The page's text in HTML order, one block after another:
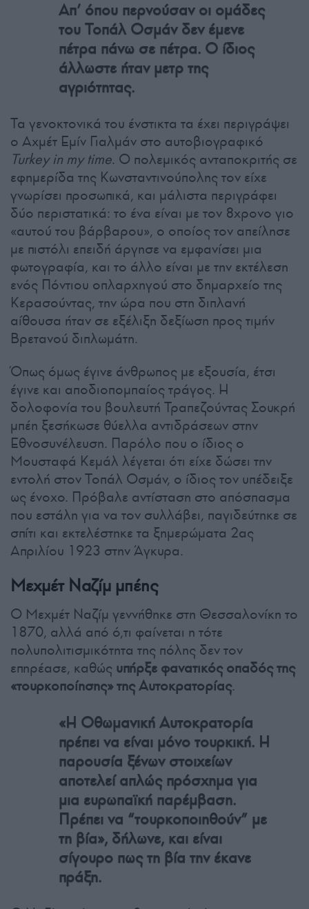
Απ’ όπου περνούσαν οι ομάδες
του Τοπάλ Οσμάν δεν έμενε
πέτρα πάνω σε πέτρα. Ο ίδιος
άλλωστε ήταν μετρ της
αγριότητας.
Τα γενοκτονικά του ένστικτα τα έχει περιγράψει
ο Αχμέτ Εμίν Γιαλμάν στο αυτοβιογραφικό
Turkey in my time. Ο πολεμικός ανταποκριτής σε
εφημερίδα της Κωνσταντινούπολης τον είχε
γνωρίσει προσωπικά, και μάλιστα περιγράφει
δύο περιστατικά: το ένα είναι με τον 8χρονο γιο
«αυτού του βάρβαρου», ο οποίος τον απείλησε
με πιστόλι επειδή άργησε να εμφανίσει μια
φωτογραφία, και το άλλο είναι με την εκτέλεση
ενός Πόντιου οπλαρχηγού στο δημαρχείο της
Κερασούντας, την ώρα που στη διπλανή
αίθουσα ήταν σε εξέλιξη δεξίωση προς τιμήν
Βρετανού διπλωμάτη.
Όπως όμως έγινε άνθρωπος με εξουσία, έτσι
έγινε και αποδιοπομπαίος τράγος. Η
δολοφονία του βουλευτή Τραπεζούντας Σουκρή
μπέη ξεσήκωσε θύελλα αντιδράσεων στην
Εθνοσυνέλευση. Παρόλο που ο ίδιος ο
Μουσταφά Κεμάλ λέγεται ότι είχε δώσει την
εντολή στον Τοπάλ Οσμάν, ο ίδιος τον υπέδειξε
ως ένοχο. Πρόβαλε αντίσταση στο απόσπασμα
που εστάλη για να τον συλλάβει, παγιδεύτηκε σε
σπίτι και εκτελέστηκε τα ξημερώματα 2ας
Απριλίου 1923 στην Άγκυρα.
Μεχμέτ Ναζίμ μπέης
Ο Μεχμέτ Ναζίμ γεννήθηκε στη Θεσσαλονίκη το
1870, αλλά από ό,τι φαίνεται η τότε
πολυπολιτισμικότητα της πόλης δεν τον
επηρέασε, καθώς υπήρξε φανατικός οπαδός της
«τουρκοποίησης» της Αυτοκρατορίας.
«Η Οθωμανική Αυτοκρατορία
πρέπει να είναι μόνο τουρκική. Η
παρουσία ξένων στοιχείων
αποτελεί απλώς πρόσχημα για
μια ευρωπαϊκή παρέμβαση.
Πρέπει να “τουρκοποιηθούν” με
τη βία», δήλωνε, και είναι
σίγουρο πως τη βία την έκανε
πράξη.